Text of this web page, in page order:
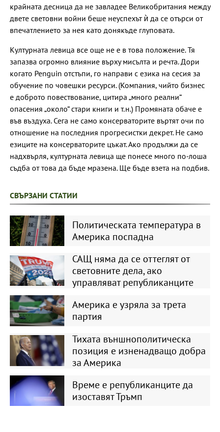
крайната десница да не завладее Великобритания между
двете световни войни беше неуспехът ѝ да се отърси от
впечатлението за нея като донякъде глуповата.
Културната левица все още не е в това положение. Тя
запазва огромно влияние върху мисълта и речта. Дори
когато Penguin отстъпи, го направи с езика на сесия за
обучение по човешки ресурси. (Компания, чийто бизнес
е доброто повествование, цитира „много реални“
опасения „около“ стари книги и т.н.) Промяната обаче е
във въздуха. Сега не само консерваторите въртят очи по
отношение на последния прогресистки декрет. Не само
езиците на консерваторите цъкат. Ако продължи да се
надхвърля, културната левица ще понесе много по-лоша
съдба от това да бъде мразена. Ще бъде взета на подбив.
СВЪРЗАНИ СТАТИИ
Политическата температура в
Америка поспадна
САЩ няма да се оттеглят от
световните дела, ако
управляват републиканците
Америка е узряла за трета
партия
Тихата външнополитическа
позиция е изненадващо добра
за Америка
Време е републиканците да
изоставят Тръмп